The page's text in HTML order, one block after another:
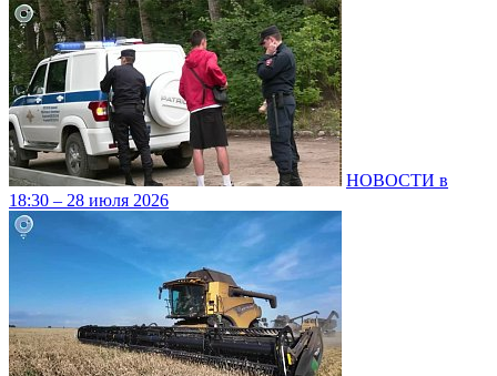
НОВОСТИ в
18:30 – 28 июля 2026